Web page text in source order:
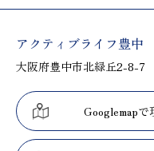
アクティブライフ豊中
大阪府豊中市北緑丘2-8-7
Googlemap